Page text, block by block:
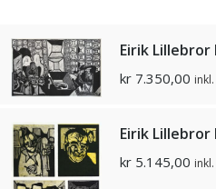
Eirik
kr 7.350,00
Eirik
kr 5.145,00